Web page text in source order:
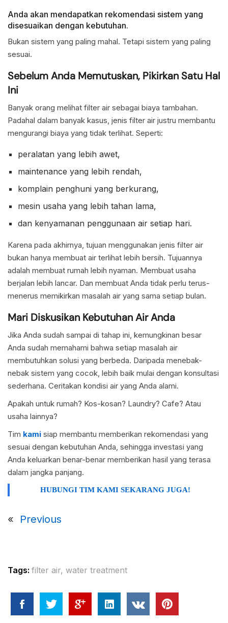
Anda akan mendapatkan rekomendasi sistem yang
disesuaikan dengan kebutuhan.
Bukan sistem yang paling mahal. Tetapi sistem yang paling
sesuai.
Sebelum Anda Memutuskan, Pikirkan Satu Hal
Ini
Banyak orang melihat filter air sebagai biaya tambahan.
Padahal dalam banyak kasus, jenis filter air justru membantu
mengurangi biaya yang tidak terlihat. Seperti:
peralatan yang lebih awet,
maintenance yang lebih rendah,
komplain penghuni yang berkurang,
mesin usaha yang lebih tahan lama,
dan kenyamanan penggunaan air setiap hari.
Karena pada akhirnya, tujuan menggunakan jenis filter air
bukan hanya membuat air terlihat lebih bersih. Tujuannya
adalah membuat rumah lebih nyaman. Membuat usaha
berjalan lebih lancar. Dan membuat Anda tidak perlu terus-
menerus memikirkan masalah air yang sama setiap bulan.
Mari Diskusikan Kebutuhan Air Anda
Jika Anda sudah sampai di tahap ini, kemungkinan besar
Anda sudah memahami bahwa setiap masalah air
membutuhkan solusi yang berbeda. Daripada menebak-
nebak sistem yang cocok, lebih baik mulai dengan konsultasi
sederhana. Ceritakan kondisi air yang Anda alami.
Apakah untuk rumah? Kos-kosan? Laundry? Cafe? Atau
usaha lainnya?
Tim kami siap membantu memberikan rekomendasi yang
sesuai dengan kebutuhan Anda, sehingga investasi yang
Anda keluarkan benar-benar memberikan hasil yang terasa
dalam jangka panjang.
HUBUNGI TIM KAMI SEKARANG JUGA!
« Previous
Tags: filter air, water treatment